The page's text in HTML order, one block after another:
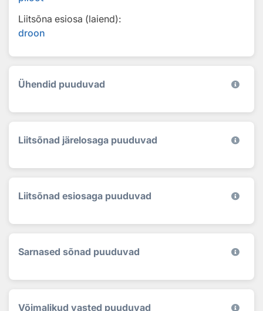
Liitsõna esiosa (laiend):
droon
Ühendid puuduvad
Liitsõnad järelosaga puuduvad
Liitsõnad esiosaga puuduvad
Sarnased sõnad puuduvad
Võimalikud vasted puuduvad